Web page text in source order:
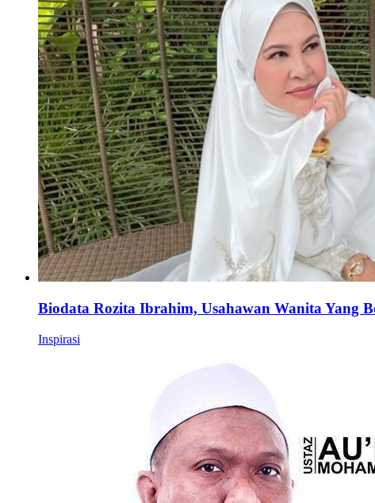
Biodata Rozita Ibrahim, Usahawan Wanita Yang
Inspirasi